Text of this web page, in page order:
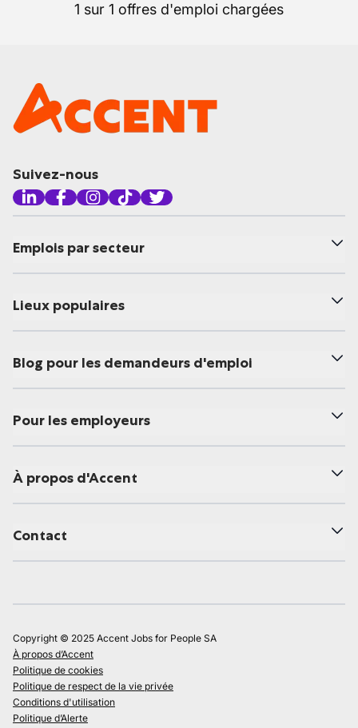
1 sur 1 offres d'emploi chargées
Suivez-nous
Emplois par secteur
Lieux populaires
Blog pour les demandeurs d'emploi
Pour les employeurs
À propos d'Accent
Contact
Copyright © 2025 Accent Jobs for People SA
À propos d’Accent
Politique de cookies
Politique de respect de la vie privée
Conditions d'utilisation
Politique d’Alerte